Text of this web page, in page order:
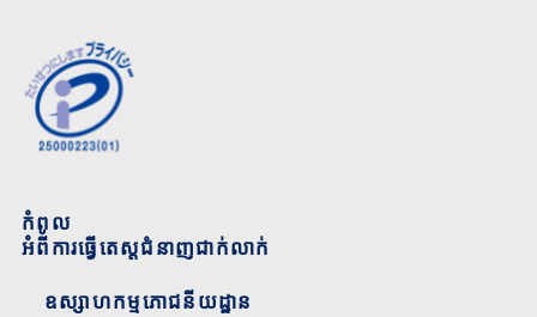
កំពូល
អំពីការធ្វើតេស្តជំនាញជាក់លាក់
ឧស្សាហកម្មភោជនីយដ្ឋាន